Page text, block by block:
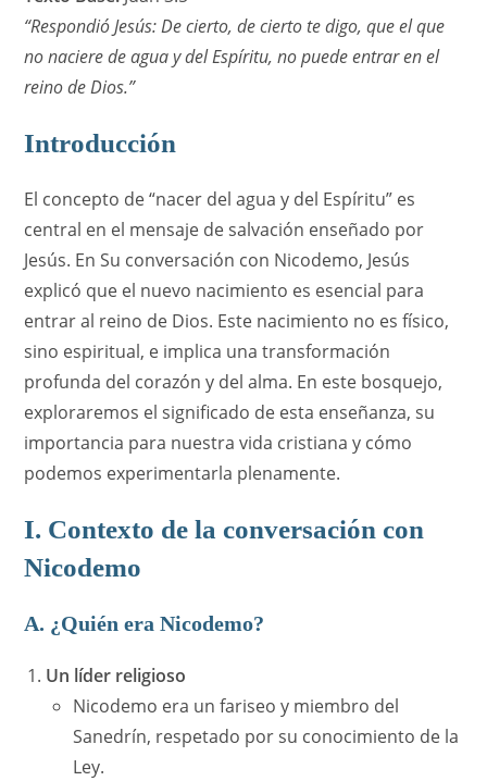
“Respondió Jesús: De cierto, de cierto te digo, que el que
no naciere de agua y del Espíritu, no puede entrar en el
reino de Dios.”
Introducción
El concepto de “nacer del agua y del Espíritu” es
central en el mensaje de salvación enseñado por
Jesús. En Su conversación con Nicodemo, Jesús
explicó que el nuevo nacimiento es esencial para
entrar al reino de Dios. Este nacimiento no es físico,
sino espiritual, e implica una transformación
profunda del corazón y del alma. En este bosquejo,
exploraremos el significado de esta enseñanza, su
importancia para nuestra vida cristiana y cómo
podemos experimentarla plenamente.
I. Contexto de la conversación con
Nicodemo
A. ¿Quién era Nicodemo?
Un líder religioso
Nicodemo era un fariseo y miembro del
Sanedrín, respetado por su conocimiento de la
Ley.